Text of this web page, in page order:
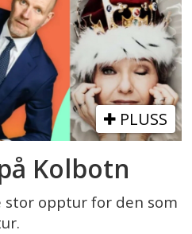
PLUSS
Kolbotn
stor opptur for den som